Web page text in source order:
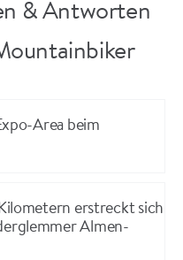
& Antworten
Area beim
erstreckt sich
Almen-